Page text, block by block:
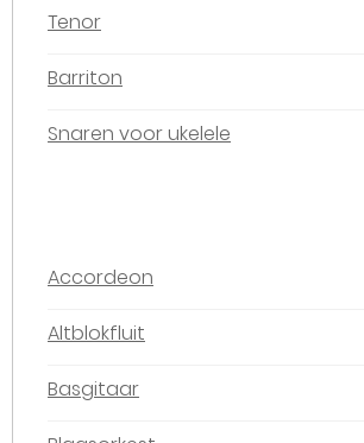
Tenor
Barriton
Snaren voor ukelele
Accordeon
Altblokfluit
Basgitaar